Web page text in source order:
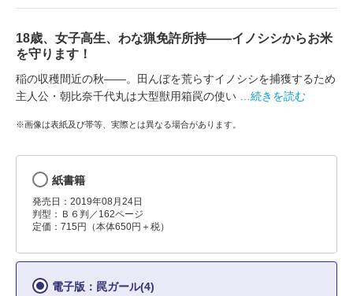
18歳、女子高生、わな猟免許所持――イノシシからお米
を守ります！
稲の収穫間近の秋――。田んぼを荒らすイノシシを捕獲するため
主人公・朝比奈千代丸は大型獣用箱罠の使い
…続きを読む
※画像は表紙及び帯等、実際とは異なる場合があります。
紙書籍
発売日：2019年08月24日
判型：Ｂ６判／162ページ
定価：715円（本体650円＋税）
電子版：罠ガール(4)